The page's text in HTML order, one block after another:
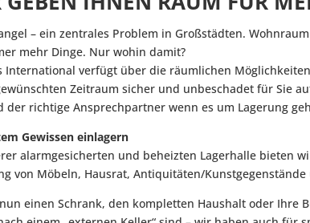
– ein zentrales Problem in Großstädten.
mehr Dinge. Nur wohin damit?
International verfügt über die räumlichen
Zeitraum sicher und unbeschadet für Sie
der richtige Ansprechpartner wenn es um Lagerung
Gewissen einlagern
alarmgesicherten und beheizten Lagerhalle bieten
von Möbeln, Hausrat, Antiquitäten/Kunstgegenstände
einen Schrank, den kompletten Haushalt oder